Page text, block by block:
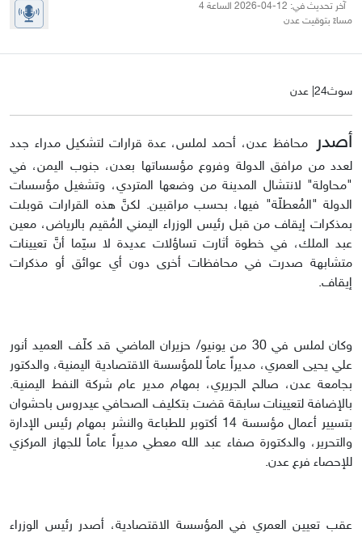
آخر تحديث في: 12-04-2026 الساعة 4
مساءً بتوقيت عدن
سوث24| عدن
أصدر
محافظ عدن، أحمد لملس، عدة قرارات لتشكيل مدراء جدد
لعدد من مرافق الدولة وفروع مؤسساتها بعدن، جنوب اليمن، في
"محاولة" لانتشال المدينة من وضعها المتردي، وتشغيل مؤسسات
الدولة "المُعطلّة" فيها، بحسب مراقبين. لكنَّ هذه القرارات قوبلت
بمذكرات إيقاف من قبل رئيس الوزراء اليمني المُقيم بالرياض، معين
عبد الملك، في خطوة أثارت تساؤلات عديدة لا سيّما أنَّ تعيينات
متشابهة صدرت في محافظات أخرى دون أي عوائق أو مذكرات
إيقاف.
وكان لملس في 30 من يونيو/ حزيران الماضي قد كلّف العميد أنور
علي يحيى العمري، مديراً عاماً للمؤسسة الاقتصادية اليمنية، والدكتور
بجامعة عدن، صالح الجريري، بمهام مدير عام شركة النفط اليمنية.
بالإضافة لتعيينات سابقة قضت بتكليف الصحافي عيدروس باحشوان
بتسيير أعمال مؤسسة 14 أكتوبر للطباعة والنشر بمهام رئيس الإدارة
والتحرير، والدكتورة صفاء عبد الله معطي مديراً عاماً للجهاز المركزي
للإحصاء فرع عدن.
عقب تعيين العمري في المؤسسة الاقتصادية، أصدر رئيس الوزراء